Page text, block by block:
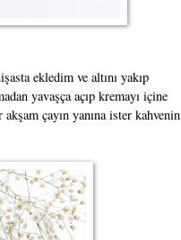
ekledim ve altını yakıp
yavaşça açıp kremayı içine
çayın yanına ister kahvenin